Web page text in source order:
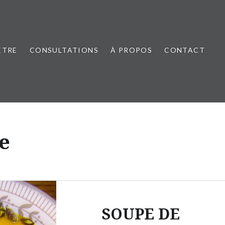
CONSULTATIONS À PROPOS CONTACT
SOUPE DE